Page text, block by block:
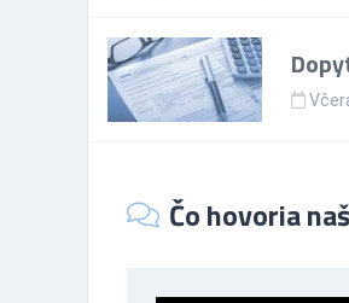
Čo hovoria